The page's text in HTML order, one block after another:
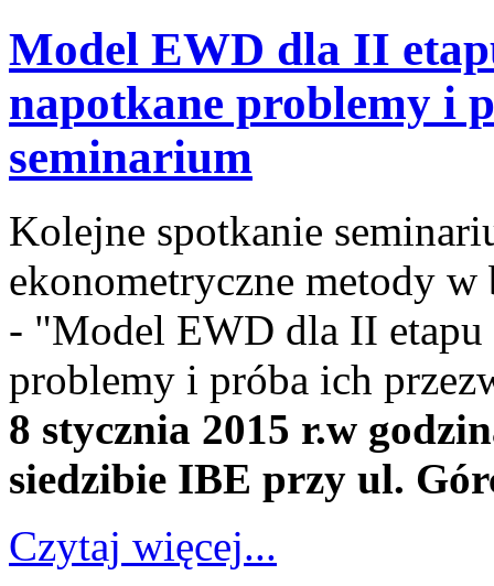
Model EWD dla II
napotkane problemy i
seminarium
Kolejne spotkanie
ekonometryczne metody
- "Model EWD dla II etapu
problemy i próba ich
8 stycznia 2015 r.w
siedzibie IBE przy ul.
Czytaj więcej...